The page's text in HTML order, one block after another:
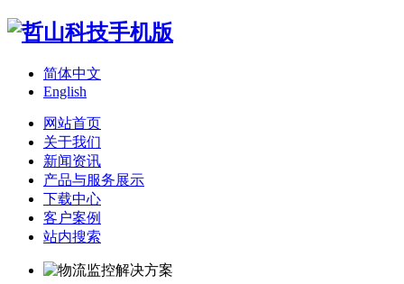
简体中文
English
网站首页
关于我们
新闻资讯
产品与服务展示
下载中心
客户案例
站内搜索